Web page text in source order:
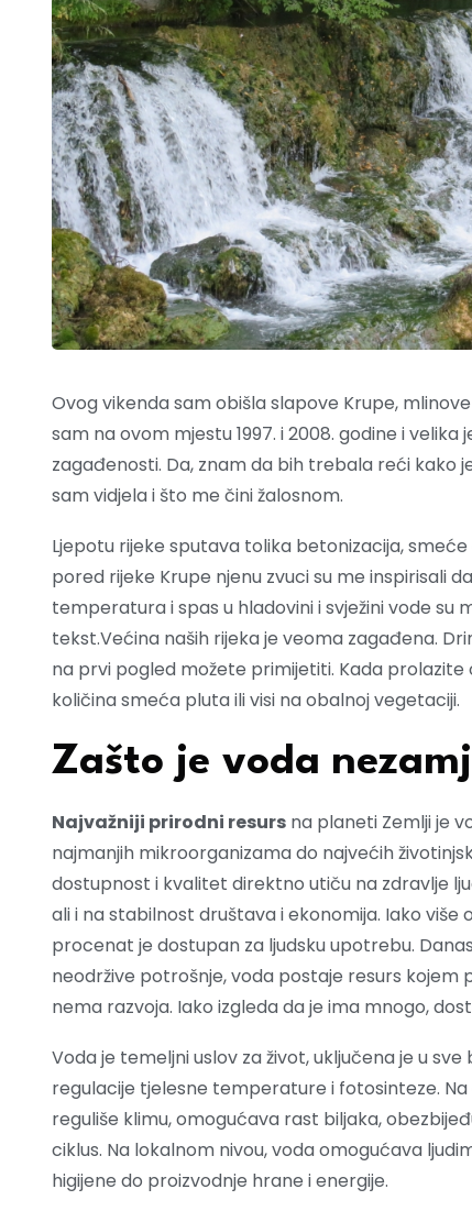
Ovog vikenda sam obišla slapove Krupe,
sam na ovom mjestu 1997. i 2008. godine i velika
zagađenosti. Da, znam da bih trebala reći kako
sam vidjela i što me čini žalosnom.
Ljepotu rijeke sputava tolika betonizacija,
pored rijeke Krupe njenu zvuci su me inspirisali
temperatura i spas u hladovini i svježini vode
tekst.Većina naših rijeka je veoma zagađena.
na prvi pogled možete primijetiti. Kada
količina smeća pluta ili visi na obalnoj vegetaciji.
Zašto je voda
Najvažniji prirodni resurs na planeti Zemlji je
najmanjih mikroorganizama do najvećih
dostupnost i kvalitet direktno utiču na zdravlje
ali i na stabilnost društava i ekonomija. Iako više
procenat je dostupan za ljudsku upotrebu.
neodržive potrošnje, voda postaje resurs kojem
nema razvoja. Iako izgleda da je ima mnogo,
Voda je temeljni uslov za život, uključena je u
regulacije tjelesne temperature i fotosinteze.
reguliše klimu, omogućava rast biljaka,
ciklus. Na lokalnom nivou, voda omogućava
higijene do proizvodnje hrane i energije.